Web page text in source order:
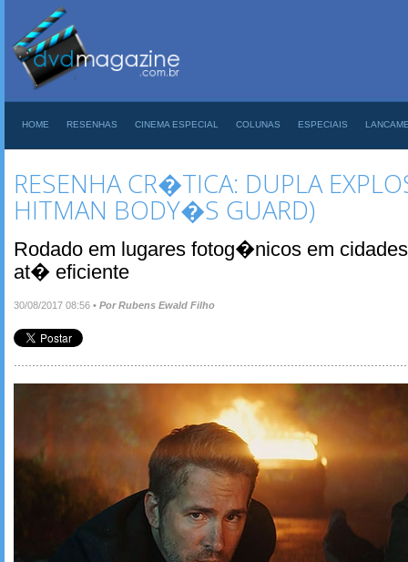
HOME RESENHAS CINEMA ESPECIAL COLUNAS ESPECIAIS
RESENHA CR�TICA: DUPLA
HITMAN BODY�S GUARD)
Rodado em lugares fotog�nicos em
at� eficiente
30/08/2017 08:56 • Por Rubens Ewald Filho